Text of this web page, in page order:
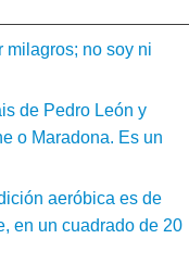
milagros; no soy ni
de Pedro León y
o Maradona. Es un
aeróbica es de
en un cuadrado de 20